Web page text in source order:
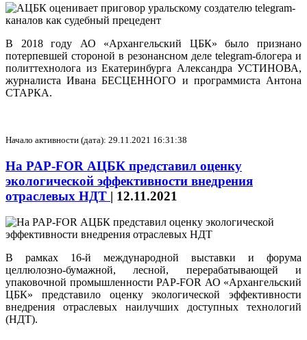
В 2018 году АО «Архангельский ЦБК» было признано
потерпевшей стороной в резонансном деле telegram-блогера и
политтехнолога из Екатеринбурга Александра УСТИНОВА,
журналиста Ивана БЕСЦЕННОГО и программиста Антона
СТАРКА.
Начало активности (дата): 29.11.2021 16:31:38
На PAP-FOR АЦБК представил оценку
экологической эффективности внедрения
отраслевых НДТ | 12.11.2021
В рамках 16-й международной выставки и форума
целлюлозно-бумажной, лесной, перерабатывающей и
упаковочной промышленности PAP-FOR АО «Архангельский
ЦБК» представило оценку экологической эффективности
внедрения отраслевых наилучших доступных технологий
(НДТ).